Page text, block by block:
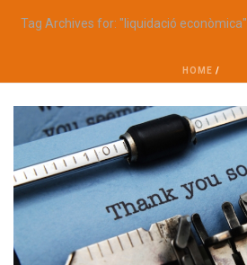
Tag Archives for: "liquidació econòmica"
HOME /